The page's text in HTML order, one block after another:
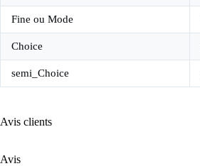
Fine ou Mode
Choice
semi_Choice
Avis clients
Avis